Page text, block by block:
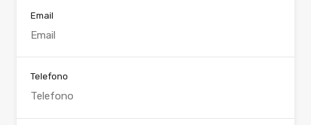
Email
Telefono